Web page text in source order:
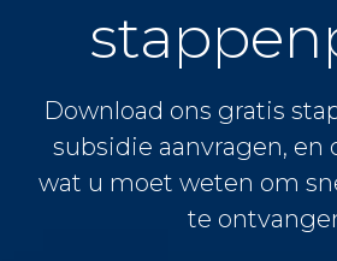
Download ons gratis
subsidie aanvragen, en
wat u moet weten om
te